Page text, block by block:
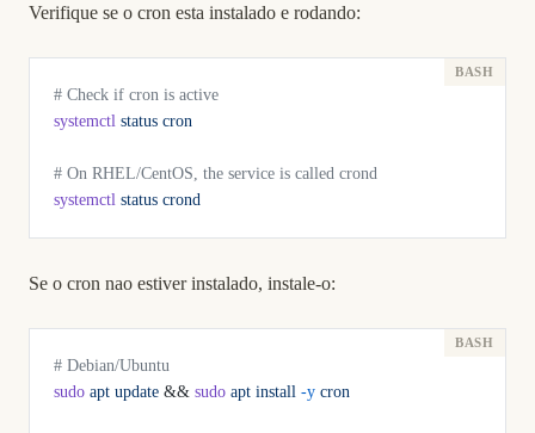
Verifique se o cron esta instalado e rodando:
# Check if cron is active
systemctl status cron
# On RHEL/CentOS, the service is called crond
systemctl status crond
Se o cron nao estiver instalado, instale-o:
# Debian/Ubuntu
sudo apt update && sudo apt install -y cron